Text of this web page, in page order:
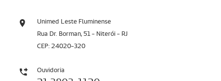
Unimed Leste Fluminense
Rua Dr. Borman, 51 - Niterói - RJ
CEP: 24020-320
Ouvidoria